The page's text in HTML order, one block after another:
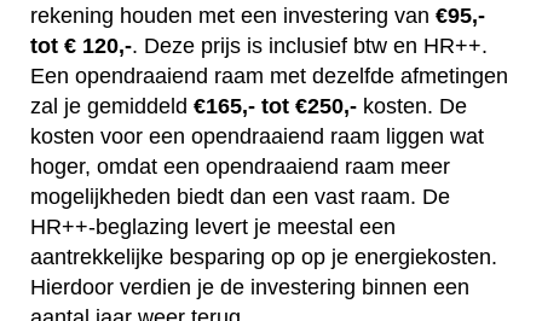
rekening houden met een investering van €95,-
tot € 120,-. Deze prijs is inclusief btw en HR++.
Een opendraaiend raam met dezelfde afmetingen
zal je gemiddeld €165,- tot €250,- kosten. De
kosten voor een opendraaiend raam liggen wat
hoger, omdat een opendraaiend raam meer
mogelijkheden biedt dan een vast raam. De
HR++-beglazing levert je meestal een
aantrekkelijke besparing op op je energiekosten.
Hierdoor verdien je de investering binnen een